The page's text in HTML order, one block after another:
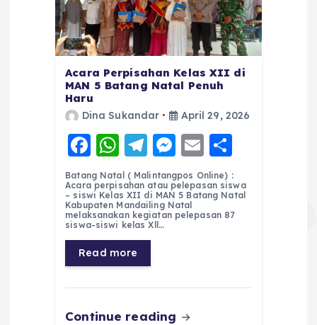
Acara Perpisahan Kelas XII di
MAN 5 Batang Natal Penuh
Haru
Dina Sukandar April 29, 2026
F
a
c
e
b
o
o
k
W
h
a
ts
A
p
p
T
el
e
g
r
a
m
M
e
ss
e
er
E
m
ai
l
h
a
re
Batang Natal ( Malintangpos Online) :
Acara perpisahan atau pelepasan siswa
– siswi Kelas XII di MAN 5 Batang Natal
Kabupaten Mandailing Natal
melaksanakan kegiatan pelepasan 87
siswa-siswi kelas Xll…
Read more
Continue reading